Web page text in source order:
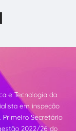
e Tecnologia da
em inspeção
Secretário
2022/26 do